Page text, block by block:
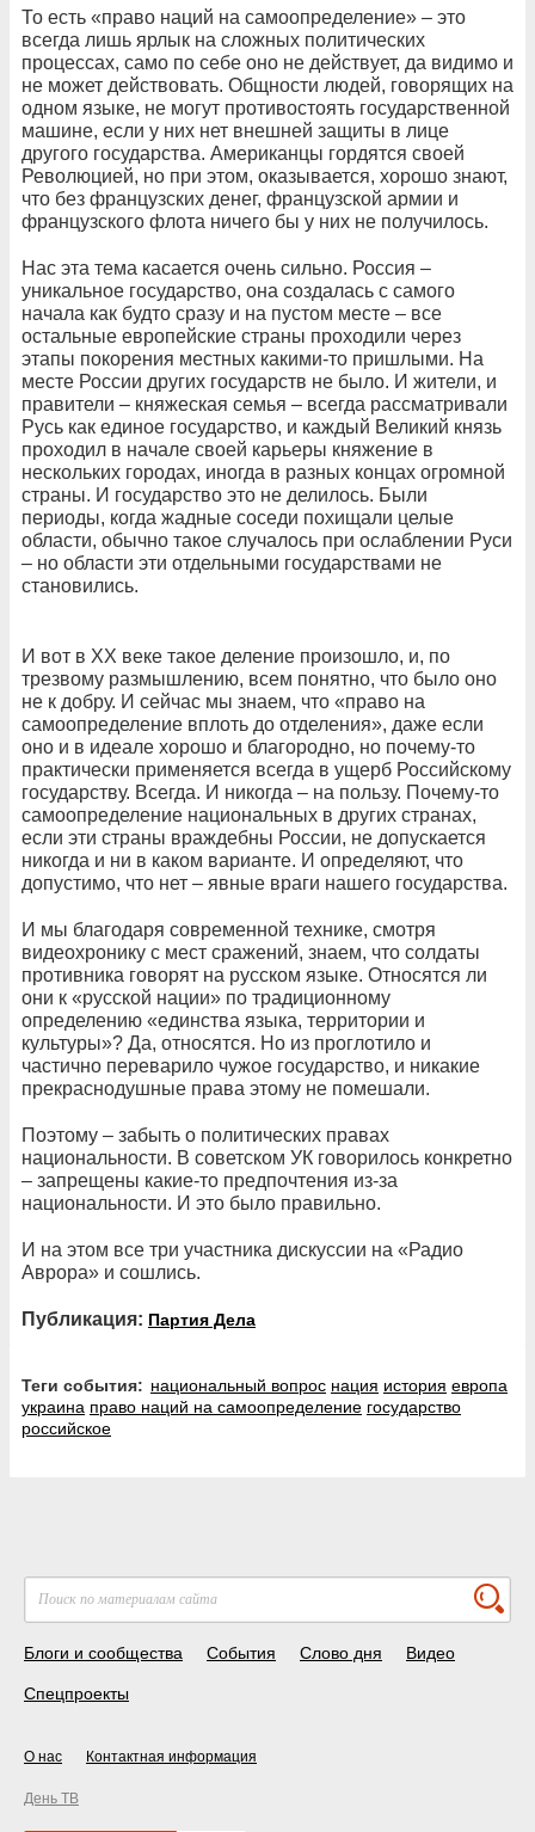
То есть «право наций на самоопределение» – это
всегда лишь ярлык на сложных политических
процессах, само по себе оно не действует, да видимо и
не может действовать. Общности людей, говорящих на
одном языке, не могут противостоять государственной
машине, если у них нет внешней защиты в лице
другого государства. Американцы гордятся своей
Революцией, но при этом, оказывается, хорошо знают,
что без французских денег, французской армии и
французского флота ничего бы у них не получилось.
Нас эта тема касается очень сильно. Россия –
уникальное государство, она создалась с самого
начала как будто сразу и на пустом месте – все
остальные европейские страны проходили через
этапы покорения местных какими-то пришлыми. На
месте России других государств не было. И жители, и
правители – княжеская семья – всегда рассматривали
Русь как единое государство, и каждый Великий князь
проходил в начале своей карьеры княжение в
нескольких городах, иногда в разных концах огромной
страны. И государство это не делилось. Были
периоды, когда жадные соседи похищали целые
области, обычно такое случалось при ослаблении Руси
– но области эти отдельными государствами не
становились.
И вот в ХХ веке такое деление произошло, и, по
трезвому размышлению, всем понятно, что было оно
не к добру. И сейчас мы знаем, что «право на
самоопределение вплоть до отделения», даже если
оно и в идеале хорошо и благородно, но почему-то
практически применяется всегда в ущерб Российскому
государству. Всегда. И никогда – на пользу. Почему-то
самоопределение национальных в других странах,
если эти страны враждебны России, не допускается
никогда и ни в каком варианте. И определяют, что
допустимо, что нет – явные враги нашего государства.
И мы благодаря современной технике, смотря
видеохронику с мест сражений, знаем, что солдаты
противника говорят на русском языке. Относятся ли
они к «русской нации» по традиционному
определению «единства языка, территории и
культуры»? Да, относятся. Но из проглотило и
частично переварило чужое государство, и никакие
прекраснодушные права этому не помешали.
Поэтому – забыть о политических правах
национальности. В советском УК говорилось конкретно
– запрещены какие-то предпочтения из-за
национальности. И это было правильно.
И на этом все три участника дискуссии на «Радио
Аврора» и сошлись.
Публикация: Партия Дела
Теги события: национальный вопрос нация история европа
украина право наций на самоопределение государство
российское
Блоги и сообщества События Слово дня Видео
Спецпроекты
О нас Контактная информация
День ТВ